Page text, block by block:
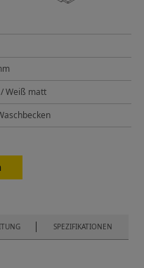
Weiß matt
SPEZIFIKATIONEN